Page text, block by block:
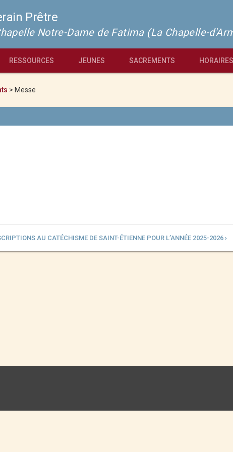
Prêtre
Notre-Dame de Fatima (La Chapelle-
RESSOURCES JEUNES SACREMENTS HORAIRES
> Messe
AU CATÉCHISME DE SAINT-ÉTIENNE POUR L’ANNÉE 2025-2026 ›